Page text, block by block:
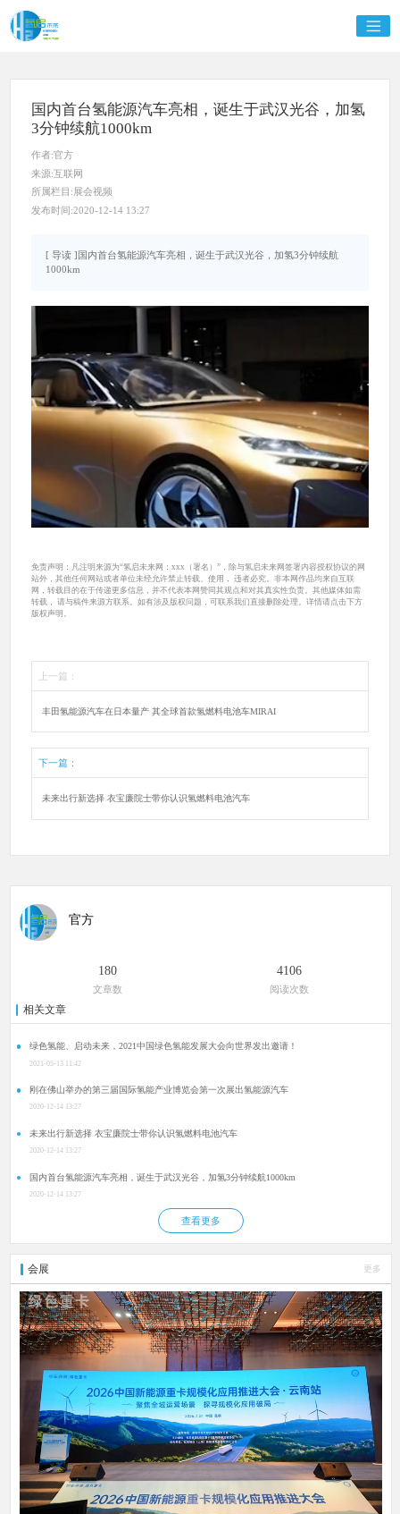
国内首台氢能源汽车亮相，诞生于武汉光谷，加氢
3分钟续航1000km
作者:官方
来源:互联网
所属栏目:展会视频
发布时间:2020-12-14 13:27
[ 导读 ]国内首台氢能源汽车亮相，诞生于武汉光谷，加氢3分钟续航
1000km
免责声明：凡注明来源为“氢启未来网：xxx（署名）”，除与氢启未来网签署内容授权协议的网
站外，其他任何网站或者单位未经允许禁止转载、使用， 违者必究。非本网作品均来自互联
网，转载目的在于传递更多信息，并不代表本网赞同其观点和对其真实性负责。其他媒体如需
转载， 请与稿件来源方联系。如有涉及版权问题，可联系我们直接删除处理。详情请点击下方
版权声明。
上一篇：
丰田氢能源汽车在日本量产 其全球首款氢燃料电池车MIRAI
下一篇：
未来出行新选择 衣宝廉院士带你认识氢燃料电池汽车
官方
180
文章数
4106
阅读次数
相关文章
绿色氢能、启动未来，2021中国绿色氢能发展大会向世界发出邀请！
2021-05-13 11:42
刚在佛山举办的第三届国际氢能产业博览会第一次展出氢能源汽车
2020-12-14 13:27
未来出行新选择 衣宝廉院士带你认识氢燃料电池汽车
2020-12-14 13:27
国内首台氢能源汽车亮相，诞生于武汉光谷，加氢3分钟续航1000km
2020-12-14 13:27
查看更多
会展 更多